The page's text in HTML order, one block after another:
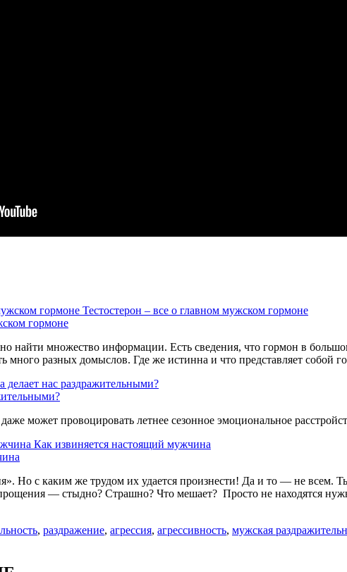
Тестостерон – все о главном мужском гормоне
гормоне
найти множество информации. Есть сведения, что гормон в
много разных домыслов. Где же истинна и что представляет собой
делает нас раздражительными?
может провоцировать летнее сезонное эмоциональное
Как извиняется настоящий мужчина
Но с каким же трудом их удается произнести! Да и то — не всем.
— стыдно? Страшно? Что мешает? Просто не находятся
, раздражение, агрессия, агрессивность, мужская